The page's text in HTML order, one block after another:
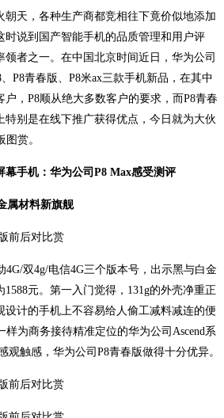
朝天，各种生产商都竞相往下竟价似地添加
时说到国产智能手机的品质管理和用户评
者之一。在中国北京时间近日，华为公司
P8青春版、P8米ax三款手机新品，在其中
户，P8顺从绝大多数客户的要求，而P8青春
特别是在线下推广获得优点，今日就为大伙
图赏。
幕手机：华为公司P8 Max感受测评
属材料新旗舰
4G/双4g/电信4G三个版本号，出示黑与白金
元。第一入门觉得，131g的外壳净重正
设计的手机上不容易给人偷工减料减连的便
样为商务接待精准定位的华为公司Ascend系
观触感，华为公司P8青春版做得十分优异。